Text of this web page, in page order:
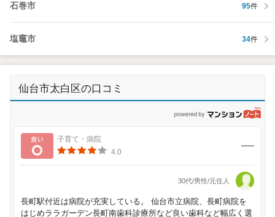
石巻市 95件
塩竈市 34件
仙台市太白区の口コミ
良い
子育て・病院
4.0
30代/男性/元住人
長町駅付近は病院が充実している。 仙台市立病院、長町病院を
はじめララガーデン長町南歯科診療所など良い歯科など幅広く選